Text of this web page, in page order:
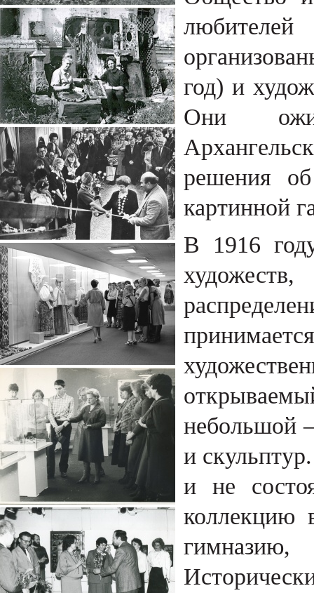
год) и
Они
решения
картинной
В 1916
небольшой
и
и не
коллекцию